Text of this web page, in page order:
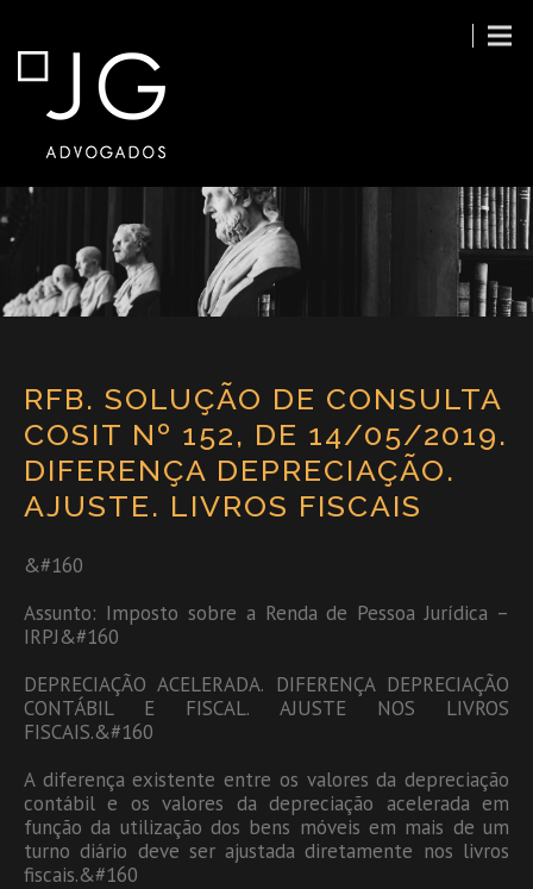
RFB. SOLUÇÃO DE CONSULTA
COSIT Nº 152, DE 14/05/2019.
DIFERENÇA DEPRECIAÇÃO.
AJUSTE. LIVROS FISCAIS
&#160
Assunto: Imposto sobre a Renda de Pessoa Jurídica –
IRPJ&#160
DEPRECIAÇÃO ACELERADA. DIFERENÇA DEPRECIAÇÃO
CONTÁBIL E FISCAL. AJUSTE NOS LIVROS
FISCAIS.&#160
A diferença existente entre os valores da depreciação
contábil e os valores da depreciação acelerada em
função da utilização dos bens móveis em mais de um
turno diário deve ser ajustada diretamente nos livros
fiscais.&#160